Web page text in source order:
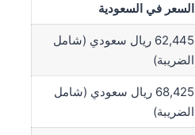
السعر في السعودية
62,445 ريال سعودي (شامل
الضريبة)
68,425 ريال سعودي (شامل
الضريبة)